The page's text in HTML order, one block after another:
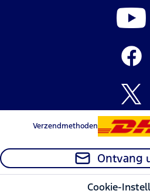
Verzendmethoden
Ontvang
Cookie-